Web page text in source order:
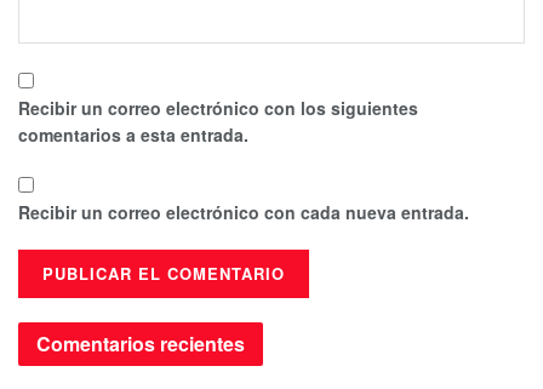
Recibir un correo electrónico con los siguientes
comentarios a esta entrada.
Recibir un correo electrónico con cada nueva entrada.
Comentarios recientes